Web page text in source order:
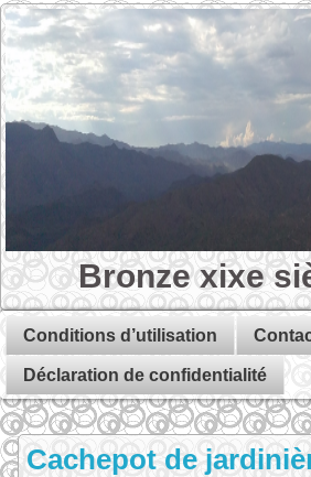
Bronze xixe
Conditions d’utilisation
Déclaration de confidentialité
Cachepot de